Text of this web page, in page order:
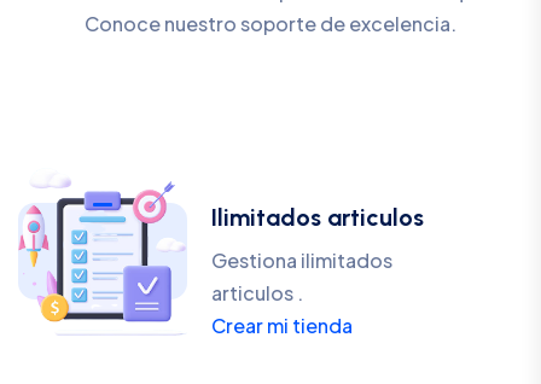
Conoce nuestro soporte de excelencia.
Ilimitados articulos
Gestiona ilimitados
articulos .
Crear mi tienda